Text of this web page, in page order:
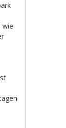
wie